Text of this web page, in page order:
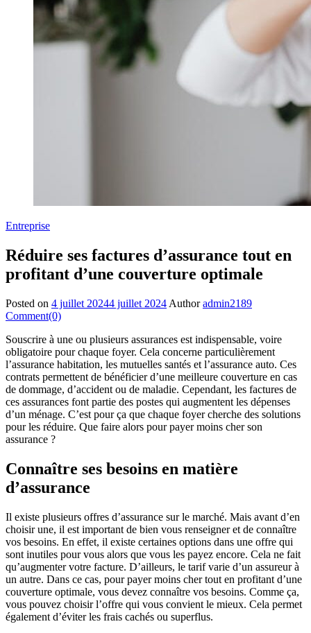
Entreprise
Réduire ses factures d’assurance tout en
profitant d’une couverture optimale
Posted on 4 juillet 20244 juillet 2024 Author admin2189
Comment(0)
Souscrire à une ou plusieurs assurances est indispensable, voire
obligatoire pour chaque foyer. Cela concerne particulièrement
l’assurance habitation, les mutuelles santés et l’assurance auto. Ces
contrats permettent de bénéficier d’une meilleure couverture en cas
de dommage, d’accident ou de maladie. Cependant, les factures de
ces assurances font partie des postes qui augmentent les dépenses
d’un ménage. C’est pour ça que chaque foyer cherche des solutions
pour les réduire. Que faire alors pour payer moins cher son
assurance ?
Connaître ses besoins en matière
d’assurance
Il existe plusieurs offres d’assurance sur le marché. Mais avant d’en
choisir une, il est important de bien vous renseigner et de connaître
vos besoins. En effet, il existe certaines options dans une offre qui
sont inutiles pour vous alors que vous les payez encore. Cela ne fait
qu’augmenter votre facture. D’ailleurs, le tarif varie d’un assureur à
un autre. Dans ce cas, pour payer moins cher tout en profitant d’une
couverture optimale, vous devez connaître vos besoins. Comme ça,
vous pouvez choisir l’offre qui vous convient le mieux. Cela permet
également d’éviter les frais cachés ou superflus.